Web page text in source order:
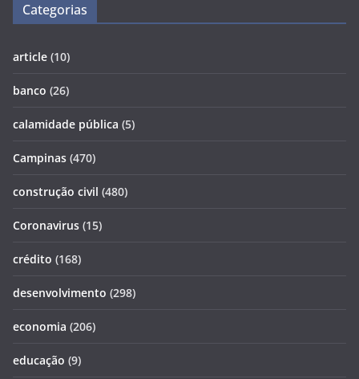
Categorias
article (10)
banco (26)
calamidade pública (5)
Campinas (470)
construção civil (480)
Coronavirus (15)
crédito (168)
desenvolvimento (298)
economia (206)
educação (9)